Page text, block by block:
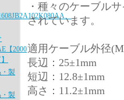
、
【2000
・製
・製
・種々のケーブル
されています。
適用ケーブル外径
長辺：25±1mm
短辺：12.8±1mm
高さ：11.2±1mm